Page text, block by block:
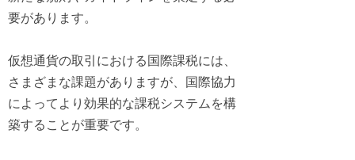
要があります。
仮想通貨の取引における国際課税には、
さまざまな課題がありますが、国際協力
によってより効果的な課税システムを構
築することが重要です。